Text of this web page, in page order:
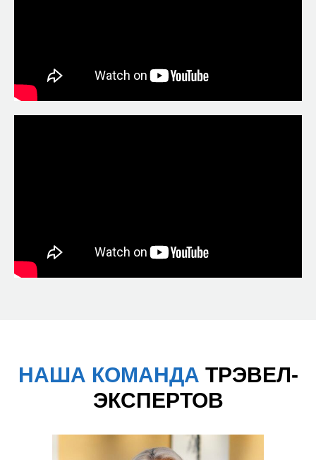
НАША КОМАНДА ТРЭВЕЛ-
ЭКСПЕРТОВ